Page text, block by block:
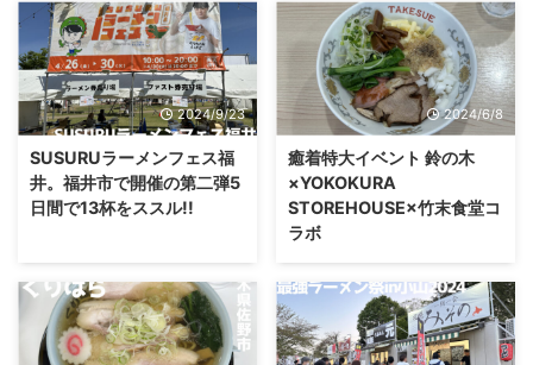
2024/9/23
SUSURUラーメンフェス福
井。福井市で開催の第二弾5
日間で13杯をススル!!
2024/6/8
癒着特大イベント 鈴の木
×YOKOKURA
STOREHOUSE×竹末食堂コ
ラボ